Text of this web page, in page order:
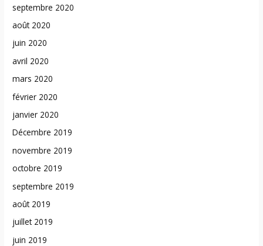
septembre 2020
août 2020
juin 2020
avril 2020
mars 2020
février 2020
janvier 2020
Décembre 2019
novembre 2019
octobre 2019
septembre 2019
août 2019
juillet 2019
juin 2019